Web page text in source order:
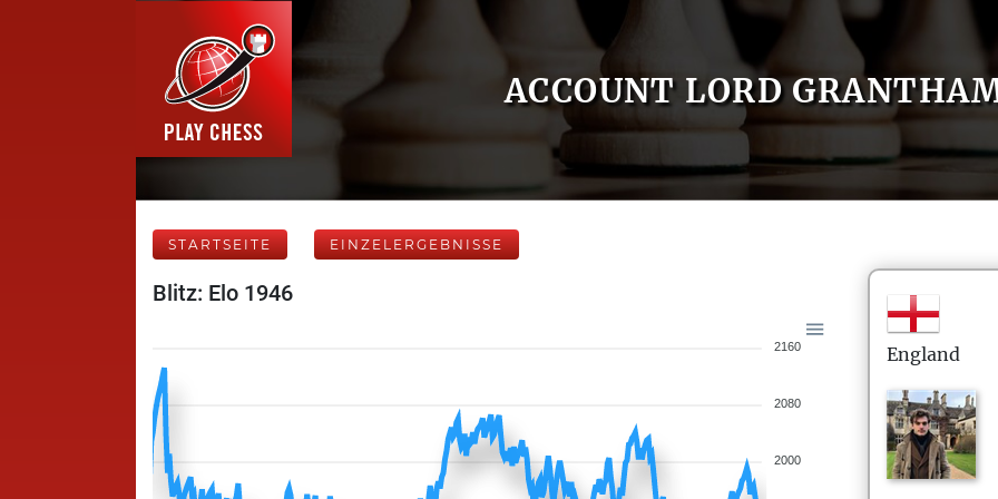
ACCOUNT LORD
STARTSEITE EINZELERGEBNISSE
Blitz: Elo 1946
2160
2080
2000
England